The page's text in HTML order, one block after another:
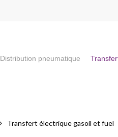
Distribution pneumatique
Transfert électrique gasoil et fuel